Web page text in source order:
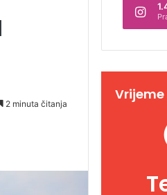
2 minuta čitanja
Vrijeme